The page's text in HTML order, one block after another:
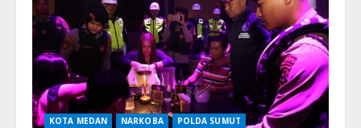
KOTA MEDAN NARKOBA POLDA SUMUT